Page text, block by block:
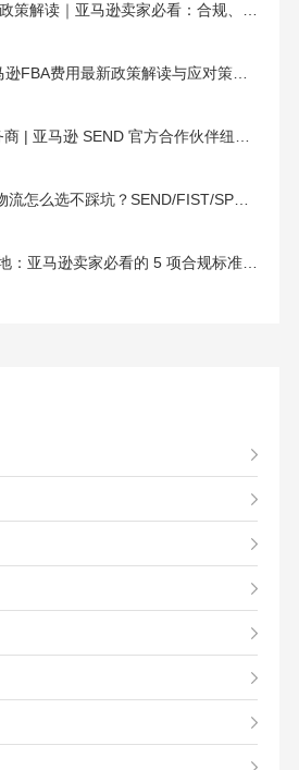
2026 年跨境电商最新政策解读｜亚马逊卖家必看：合规、成本与物流新机遇
美国海运、关税、亚马逊FBA费用最新政策解读与应对策略（2026版）
专业FBA物流运输服务商 | 亚马逊 SEND 官方合作伙伴纽酷国际物流
2026亚马逊FBA头程物流怎么选不踩坑？SEND/FIST/SPN官方认证物流商，只有这家敢承诺“准达率第一”
美国 301 关税 7 月落地：亚马逊卖家必看的 5 项合规标准与稳交付方案